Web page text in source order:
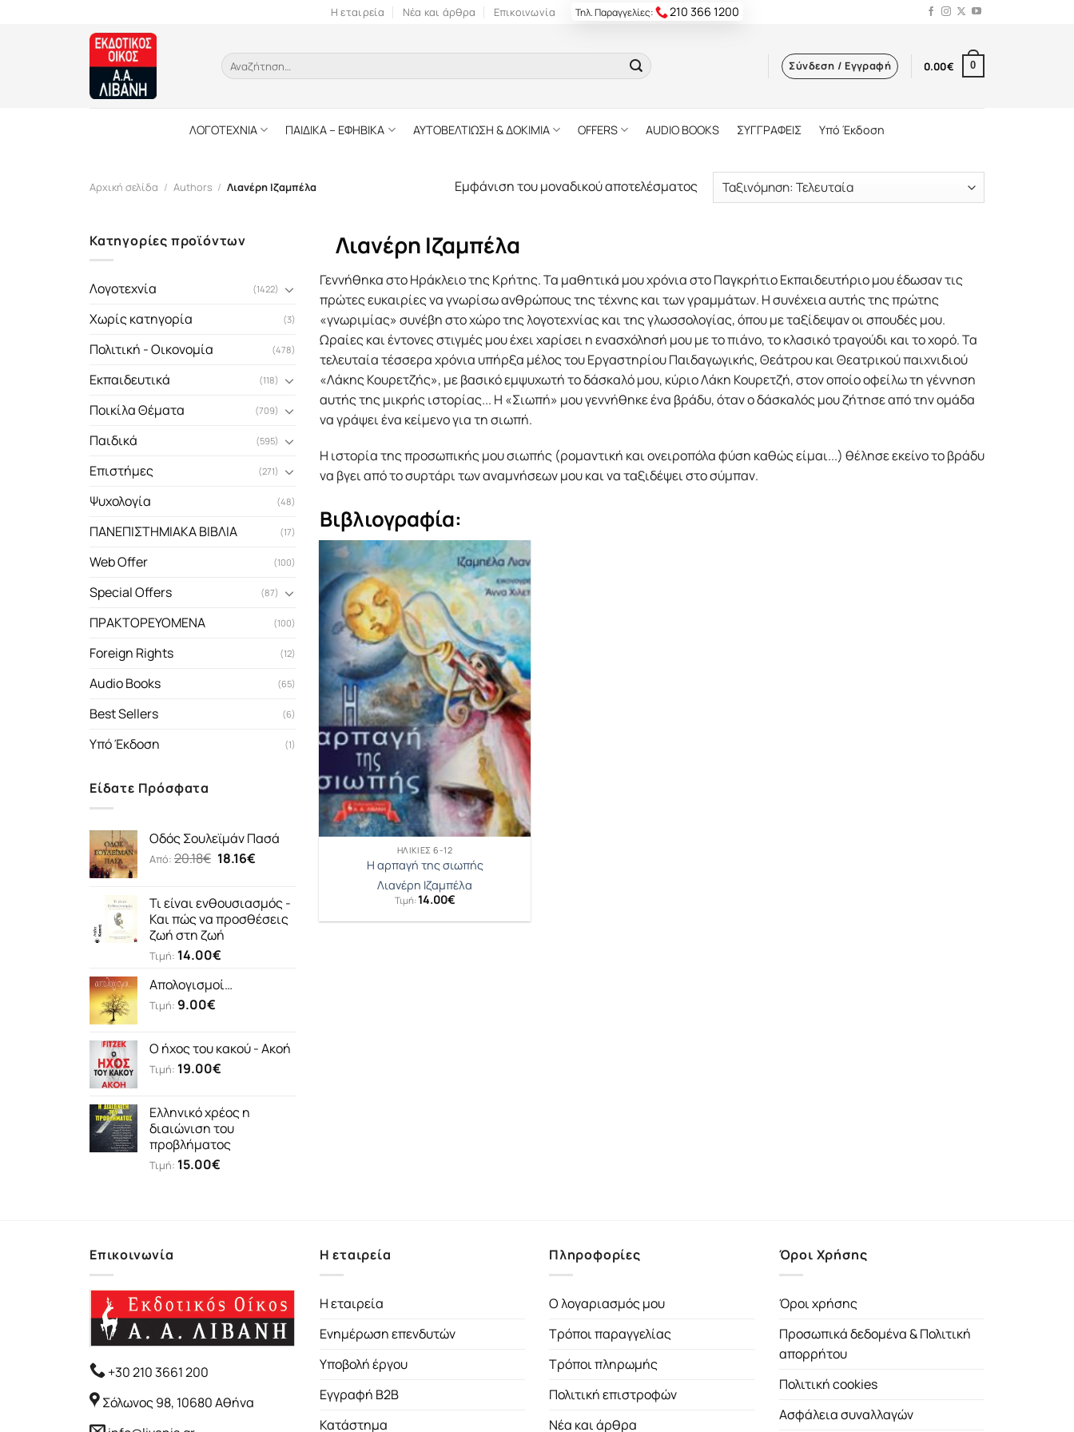
Η εταιρεία Νέα και άρθρα Επικοινωνία Τηλ. Παραγγελίες: 210 366 1200
Αναζήτηση
για:
Σύνδεση / Εγγραφή 0.00€ 0
ΛΟΓΟΤΕΧΝΙΑ ΠΑΙΔΙΚΑ – ΕΦΗΒΙΚΑ ΑΥΤΟΒΕΛΤΙΩΣΗ & ΔΟΚΙΜΙΑ OFFERS AUDIO BOOKS ΣΥΓΓΡΑΦΕΙΣ Υπό Έκδοση
Αρχική σελίδα / Authors / Λιανέρη Ιζαμπέλα Εμφάνιση του μοναδικού αποτελέσματος
Κατηγορίες προϊόντων
Λογοτεχνία (1422)
Χωρίς κατηγορία (3)
Πολιτική - Οικονομία (478)
Εκπαιδευτικά (118)
Ποικίλα Θέματα (709)
Παιδικά (595)
Επιστήμες (271)
Ψυχολογία (48)
ΠΑΝΕΠΙΣΤΗΜΙΑΚΑ ΒΙΒΛΙΑ (17)
Web Offer (100)
Special Offers (87)
ΠΡΑΚΤΟΡΕΥΟΜΕΝΑ (100)
Foreign Rights (12)
Audio Books (65)
Best Sellers (6)
Υπό Έκδοση (1)
Είδατε Πρόσφατα
Οδός Σουλεϊμάν Πασά
Από: 20.18€ Original
20.18€.
18.16€Η
είναι:
18.16€.
Τι είναι ενθουσιασμός -
Και πώς να προσθέσεις
ζωή στη ζωή
Τιμή: 14.00€
Απολογισμοί…
Τιμή: 9.00€
Ο ήχος του κακού - Ακοή
Τιμή: 19.00€
Ελληνικό χρέος η
διαιώνιση του
προβλήματος
Τιμή: 15.00€
Λιανέρη Ιζαμπέλα
Γεννήθηκα στο Ηράκλειο της Κρήτης. Τα μαθητικά μου χρόνια στο Παγκρήτιο Εκπαιδευτήριο μου έδωσαν τις
πρώτες ευκαιρίες να γνωρίσω ανθρώπους της τέχνης και των γραμμάτων. Η συνέχεια αυτής της πρώτης
«γνωριμίας» συνέβη στο χώρο της λογοτεχνίας και της γλωσσολογίας, όπου με ταξίδεψαν οι σπουδές μου.
Ωραίες και έντονες στιγμές μου έχει χαρίσει η ενασχόλησή μου με το πιάνο, το κλασικό τραγούδι και το χορό. Τα
τελευταία τέσσερα χρόνια υπήρξα μέλος του Εργαστηρίου Παιδαγωγικής, Θεάτρου και Θεατρικού παιχνιδιού
«Λάκης Κουρετζής», με βασικό εμψυχωτή το δάσκαλό μου, κύριο Λάκη Κουρετζή, στον οποίο οφείλω τη γέννηση
αυτής της μικρής ιστορίας... Η «Σιωπή» μου γεννήθηκε ένα βράδυ, όταν ο δάσκαλός μου ζήτησε από την ομάδα
να γράψει ένα κείμενο για τη σιωπή.
Η ιστορία της προσωπικής μου σιωπής (ρομαντική και ονειροπόλα φύση καθώς είμαι...) θέλησε εκείνο το βράδυ
να βγει από το συρτάρι των αναμνήσεων μου και να ταξιδέψει στο σύμπαν.
Βιβλιογραφία:
ΗΛΙΚΊΕΣ 6-12
Η αρπαγή της σιωπής
Λιανέρη Ιζαμπέλα
Τιμή:14.00€
Επικοινωνία
+30 210 3661 200
Σόλωνος 98, 10680 Αθήνα
Η εταιρεία
Η εταιρεία
Ενημέρωση επενδυτών
Υποβολή έργου
Εγγραφή B2B
Κατάστημα
Πληροφορίες
Ο λογαριασμός μου
Τρόποι παραγγελίας
Τρόποι πληρωμής
Πολιτική επιστροφών
Νέα και άρθρα
Όροι Χρήσης
Όροι χρήσης
Προσωπικά δεδομένα & Πολιτική
απορρήτου
Πολιτική cookies
Ασφάλεια συναλλαγών